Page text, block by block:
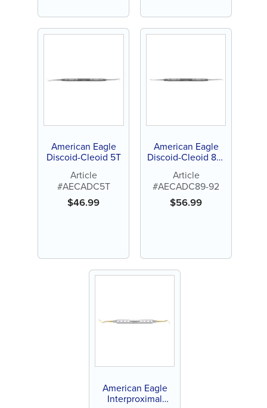
American Eagle
Discoid-Cleoid 5T
Article
#AECADC5T
$46.99
American Eagle
Discoid-Cleoid 89-
Article
#AECADC89-92
$56.99
American Eagle
Interproximal